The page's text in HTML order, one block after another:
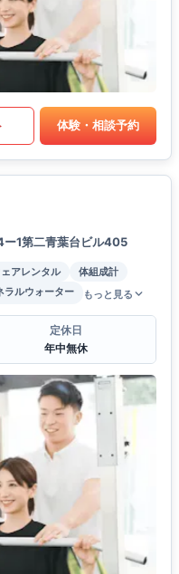
体験・相談予約
ー1第二青葉台ビル405
アレンタル
体組成計
ラルウォーター もっと見る
定休日
年中無休